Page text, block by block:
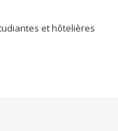
et hôtelières